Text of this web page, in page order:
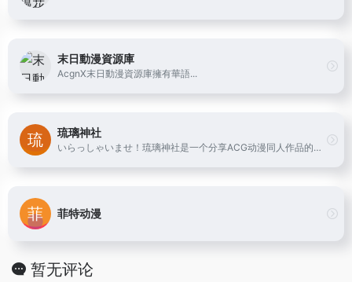
末日動漫資源庫
AcgnX末日動漫資源庫擁有華語...
琉璃神社
いらっしゃいませ！琉璃神社是一个分享ACG动漫同人作品的有爱社团,在这里你能找到很多欢乐。
菲特动漫
暂无评论